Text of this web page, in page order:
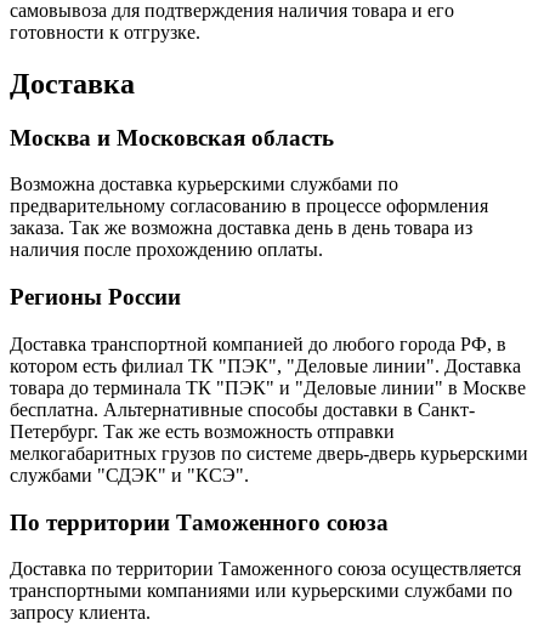
самовывоза для подтверждения наличия товара и его
готовности к отгрузке.
Доставка
Москва и Московская область
Возможна доставка курьерскими службами по
предварительному согласованию в процессе оформления
заказа. Так же возможна доставка день в день товара из
наличия после прохождению оплаты.
Регионы России
Доставка транспортной компанией до любого города РФ, в
котором есть филиал ТК "ПЭК", "Деловые линии". Доставка
товара до терминала ТК "ПЭК" и "Деловые линии" в Москве
бесплатна. Альтернативные способы доставки в Санкт-
Петербург. Так же есть возможность отправки
мелкогабаритных грузов по системе дверь-дверь курьерскими
службами "СДЭК" и "КСЭ".
По территории Таможенного союза
Доставка по территории Таможенного союза осуществляется
транспортными компаниями или курьерскими службами по
запросу клиента.